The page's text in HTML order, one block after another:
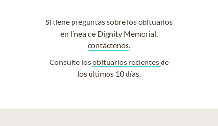
Si tiene preguntas sobre los obituarios
en línea de Dignity Memorial,
contáctenos.
Consulte losobituarios recientesde
los últimos 10 días.